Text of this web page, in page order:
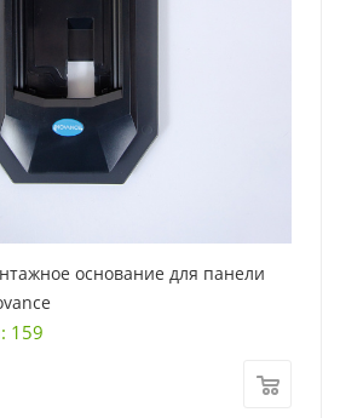
основание для панели
159